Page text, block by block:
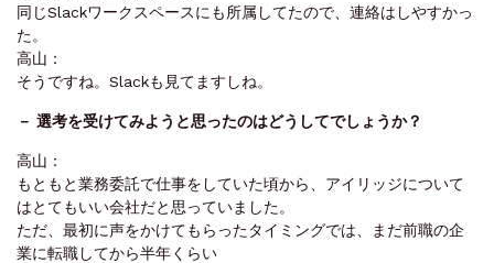
同じSlackワークスペースにも所属してたので、連絡はしやすかっ
た。
高山：
そうですね。Slackも見てますしね。
－ ‌選考を受けてみようと思ったのはどうしてでしょうか？
高山：
もともと業務委託で仕事をしていた頃から、アイリッジについて
はとてもいい会社だと思っていました。
ただ、最初に声をかけてもらったタイミングでは、まだ前職の企
業に転職してから半年くらい